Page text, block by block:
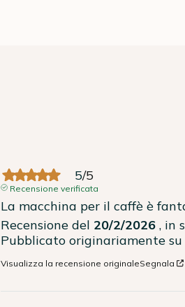
5/5
Recensione verificata
La macchina per il caffè è
Recensione del 20/2/2026 , in
Pubblicato originariamente su
Visualizza la recensione originaleSegnala